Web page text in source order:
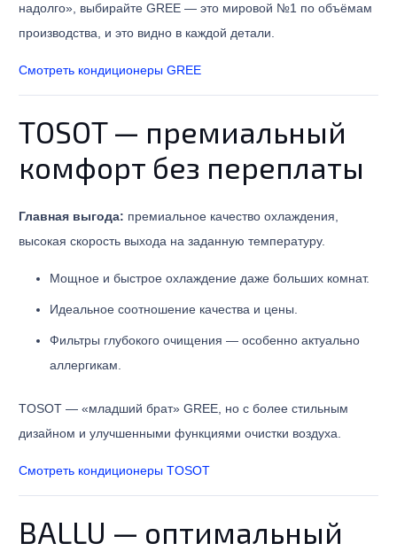
надолго», выбирайте GREE — это мировой №1 по объёмам
производства, и это видно в каждой детали.
Смотреть кондиционеры GREE
TOSOT — премиальный
комфорт без переплаты
Главная выгода: премиальное качество охлаждения,
высокая скорость выхода на заданную температуру.
Мощное и быстрое охлаждение даже больших комнат.
Идеальное соотношение качества и цены.
Фильтры глубокого очищения — особенно актуально
аллергикам.
TOSOT — «младший брат» GREE, но с более стильным
дизайном и улучшенными функциями очистки воздуха.
Смотреть кондиционеры TOSOT
BALLU — оптимальный